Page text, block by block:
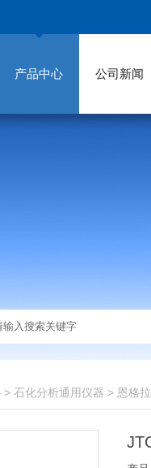
产品中心 公司新闻
> 石化分析通用仪器 > 恩格